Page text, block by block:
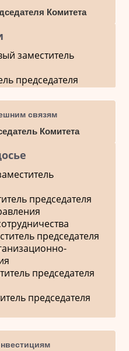
Комитета
заместитель
председателя
связям
Комитета
председателя
председателя
председателя
председателя